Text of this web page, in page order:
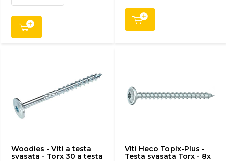
Woodies - Viti a testa
svasata - Torx 30 a testa
Viti Heco Topix-Plus -
Testa svasata Torx - 8x